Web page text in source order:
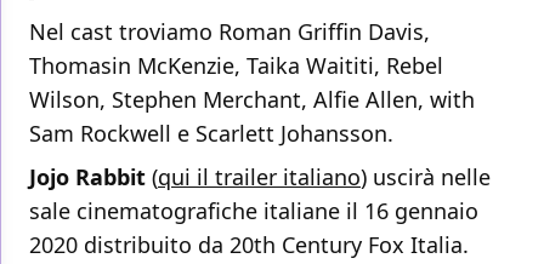
Nel cast troviamo Roman Griffin Davis,
Thomasin McKenzie, Taika Waititi, Rebel
Wilson, Stephen Merchant, Alfie Allen, with
Sam Rockwell e Scarlett Johansson.
Jojo Rabbit (qui il trailer italiano) uscirà nelle
sale cinematografiche italiane il 16 gennaio
2020 distribuito da 20th Century Fox Italia.